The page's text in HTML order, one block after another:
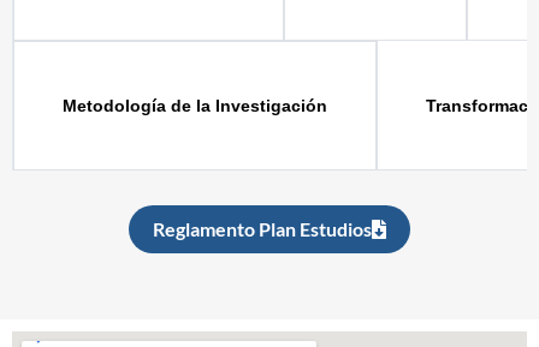
Metodología de la Investigación
Reglamento Plan Estudios